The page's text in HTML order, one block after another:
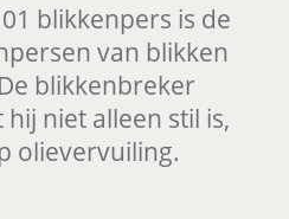
blikkenpers is de
van blikken
blikkenbreker
niet alleen stil is,
olievervuiling.